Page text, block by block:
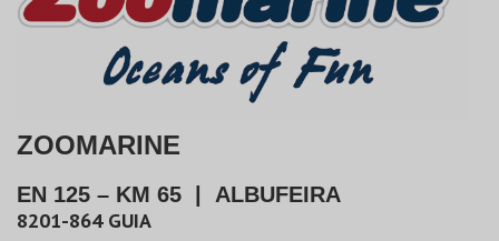
ZOOMARINE
EN 125 – KM 65 ALBUFEIRA
8201-864 GUIA